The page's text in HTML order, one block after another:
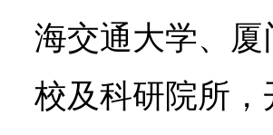
海交通大学、
校及科研院所